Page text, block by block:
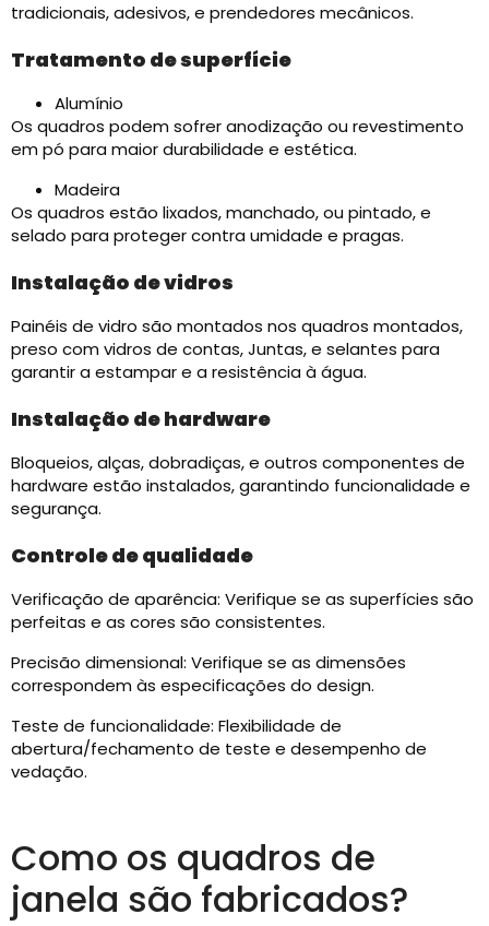
tradicionais, adesivos, e prendedores mecânicos.
Tratamento de superfície
Alumínio
Os quadros podem sofrer anodização ou revestimento
em pó para maior durabilidade e estética.
Madeira
Os quadros estão lixados, manchado, ou pintado, e
selado para proteger contra umidade e pragas.
Instalação de vidros
Painéis de vidro são montados nos quadros montados,
preso com vidros de contas, Juntas, e selantes para
garantir a estampar e a resistência à água.
Instalação de hardware
Bloqueios, alças, dobradiças, e outros componentes de
hardware estão instalados, garantindo funcionalidade e
segurança.
Controle de qualidade
Verificação de aparência: Verifique se as superfícies são
perfeitas e as cores são consistentes.
Precisão dimensional: Verifique se as dimensões
correspondem às especificações do design.
Teste de funcionalidade: Flexibilidade de
abertura/fechamento de teste e desempenho de
vedação.
Como os quadros de
janela são fabricados?